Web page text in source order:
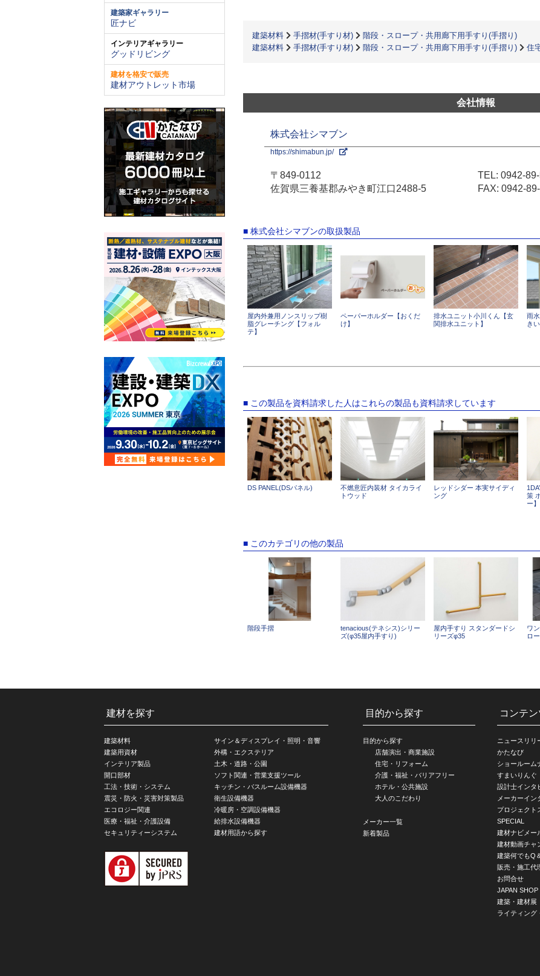
建築家ギャラリー
匠ナビ
インテリアギャラリー
グッドリビング
建材を格安で販売
建材アウトレット市場
建築材料 手摺材(手すり材)
階段・スロープ・共用廊下用手すり(手摺り)
建築材料
手摺材(手すり材) 階段・スロープ・共用廊下用手すり(手摺り) 住
会社情報
株式会社シマブン
https://shimabun.jp/
〒849-0112
佐賀県三養基郡みやき町江口2488-5
TEL: 0942-
FAX: 0942-
■ 株式会社シマブンの取扱製品
屋内外兼用ノンスリップ樹
脂グレーチング【フォル
テ】
ペーパーホルダー【おくだ
け】
排水ユニット小川くん【玄
関排水ユニット】
雨
きい
■ この製品を資料請求した人はこれらの製品も資料請求しています
DS PANEL(DSパネル)
不燃意匠内装材 タイカライ
トウッド
レッドシダー 本実サイディ
ング
策
ー】
■ このカテゴリの他の製品
階段手摺
tenacious(テネシス)シリー
ズ(φ35屋内手すり)
屋内手すり スタンダードシ
リーズφ35
ワ
ロ
建材を探す
建築材料
建築用資材
インテリア製品
開口部材
工法・技術・システム
震災・防火・災害対策製品
エコロジー関連
医療・福祉・介護設備
セキュリティーシステム
サイン＆ディスプレイ・照明・音響
外構・エクステリア
土木・道路・公園
ソフト関連・営業支援ツール
キッチン・バスルーム設備機器
衛生設備機器
冷暖房・空調設備機器
給排水設備機器
建材用語から探す
目的から探す
目的から探す
店舗演出・商業施設
住宅・リフォーム
介護・福祉・バリアフリー
ホテル・公共施設
大人のこだわり
メーカー一覧
新着製品
コンテン
ニュースリリ
かたなび
ショールーム
すまいりんぐ
設計士インタ
メーカーイン
プロジェクト
SPECIAL
建材ナビメー
建材動画チャ
建築何でもQ
販売・施工代
お問合せ
JAPAN SHOP
建築・建材展
ライティング